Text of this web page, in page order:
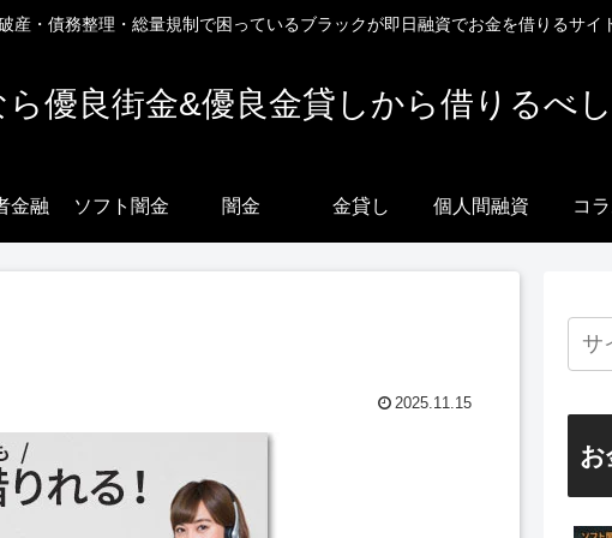
産・債務整理・総量規制で困っているブラックが即日融資でお金を借りるサイ
優良街金&優良金貸しから借りるべし
金融 ソフト闇金 闇金 金貸し 個人間融資 コ
2025.11.15
お